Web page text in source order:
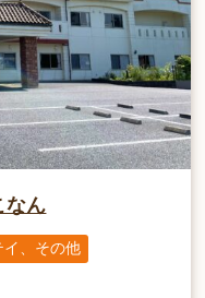
なん
イ、その他